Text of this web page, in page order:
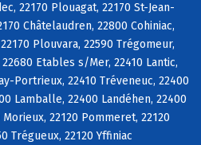
22170 Plouagat, 22170 St-Jean-
Châtelaudren, 22800 Cohiniac,
Plouvara, 22590 Trégomeur,
Etables s/Mer, 22410 Lantic,
Portrieux, 22410 Tréveneuc, 22400
Lamballe, 22400 Landéhen, 22400
22120 Pommeret, 22120
Trégueux, 22120 Yffiniac